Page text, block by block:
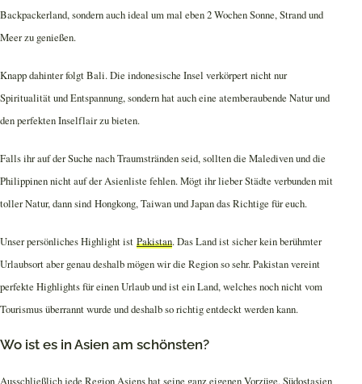
Backpackerland, sondern auch ideal um mal eben 2 Wochen Sonne, Strand und
Meer zu genießen.
Knapp dahinter folgt Bali. Die indonesische Insel verkörpert nicht nur
Spiritualität und Entspannung, sondern hat auch eine atemberaubende Natur und
den perfekten Inselflair zu bieten.
Falls ihr auf der Suche nach Traumstränden seid, sollten die Malediven und die
Philippinen nicht auf der Asienliste fehlen. Mögt ihr lieber Städte verbunden mit
toller Natur, dann sind Hongkong, Taiwan und Japan das Richtige für euch.
Unser persönliches Highlight ist Pakistan. Das Land ist sicher kein berühmter
Urlaubsort aber genau deshalb mögen wir die Region so sehr. Pakistan vereint
perfekte Highlights für einen Urlaub und ist ein Land, welches noch nicht vom
Tourismus überrannt wurde und deshalb so richtig entdeckt werden kann.
Wo ist es in Asien am schönsten?
Ausschließlich jede Region Asiens hat seine ganz eigenen Vorzüge. Südostasien